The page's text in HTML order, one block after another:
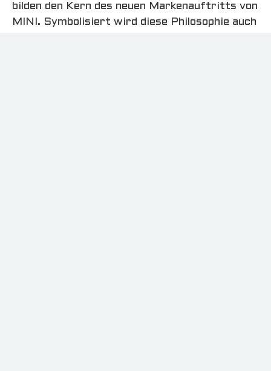
bilden den Kern des neuen Markenauftritts von
MINI. Symbolisiert wird diese Philosophie auch